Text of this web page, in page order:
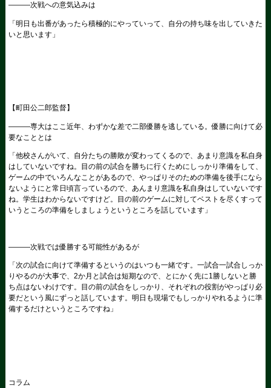
―――次戦への意気込みは
「明日も出番があったら積極的にやっていって、自分の持ち味を出していきた
いと思います」
【町田公二郎監督】
―――専大はここ近年、わずかな差で二部優勝を逃している。優勝に向けて必
要なこととは
「他校さんがいて、自分たちの勝敗が変わってくるので、あまり意識を私自身
はしていないですね。目の前の試合を勝ちに行くためにしっかり準備をして、
ゲームの中でいろんなことがあるので、やっぱりそのための準備を後手になら
ないようにと常日頃言っているので、あんまり意識を私自身はしていないです
ね。学生はわからないですけど。目の前のゲームに対してベストを尽くすって
いうところの準備をしましょうというところを話しています」
―――次戦では優勝する可能性があるが
「次の試合に向けて準備するというのはいつも一緒です。一試合一試合しっか
りやるのが大事で、2か月と試合は短期なので、とにかく先に1勝しないと勝
ち点はないわけです。目の前の試合をしっかり、それぞれの役割がやっぱり必
要だという風にずっと話しています。明日も現場でもしっかりやれるように準
備するだけというところですね」
コラム